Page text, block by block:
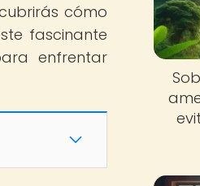
cómo
fascinante
enfrentar